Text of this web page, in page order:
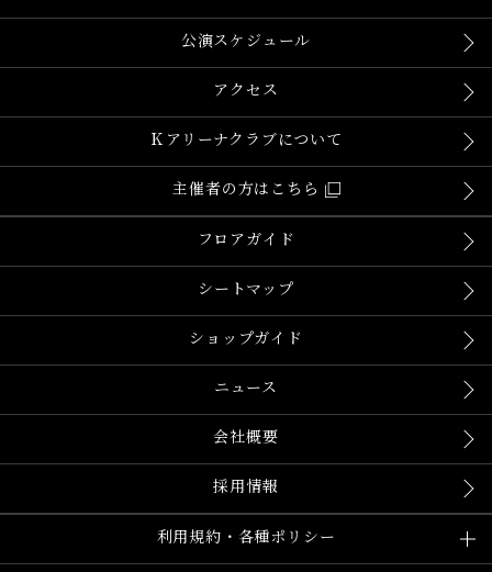
公演スケジュール
アクセス
Ｋアリーナクラブについて
主催者の方はこちら
フロアガイド
シートマップ
ショップガイド
ニュース
会社概要
採用情報
利用規約・各種ポリシー